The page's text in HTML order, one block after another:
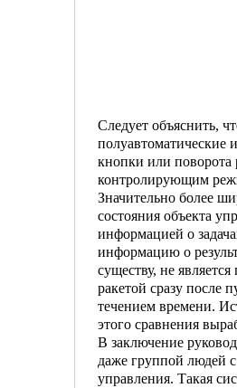
Следует объяснить,
полуавтоматические
кнопки или поворота
контроли­рующим
Значительно более
состояния объекта
информацией о
информа­цию о
существу, не
ракетой сразу после
течением времени.
этого срав­нения
В заключение
даже группой людей
управления. Такая